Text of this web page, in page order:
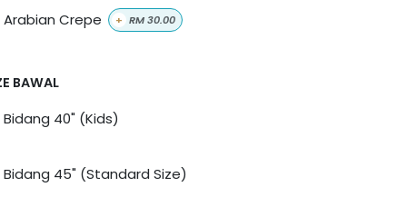
Arabian Crepe + RM30.00
BAWAL
Bidang 40" (Kids)
Bidang 45" (Standard Size)